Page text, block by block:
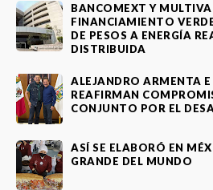
BANCOMEXT Y
FINANCIAMIENTO
DE PESOS A ENERGÍA
DISTRIBUIDA
ALEJANDRO ARMENTA
REAFIRMAN
CONJUNTO POR EL
ASÍ SE ELABORÓ EN
GRANDE DEL MUNDO